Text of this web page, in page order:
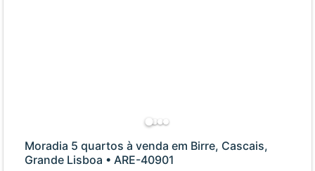
Moradia 5 quartos à venda em Birre, Cascais,
Grande Lisboa • ARE-40901